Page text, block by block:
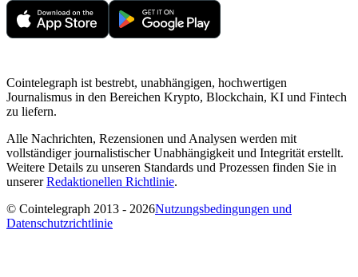
Cointelegraph ist bestrebt, unabhängigen, hochwertigen
Journalismus in den Bereichen Krypto, Blockchain, KI und Fintech
zu liefern.
Alle Nachrichten, Rezensionen und Analysen werden mit
vollständiger journalistischer Unabhängigkeit und Integrität erstellt.
Weitere Details zu unseren Standards und Prozessen finden Sie in
unsererRedaktionellen Richtlinie.
© Cointelegraph 2013 - 2026Nutzungsbedingungen und
Datenschutzrichtlinie